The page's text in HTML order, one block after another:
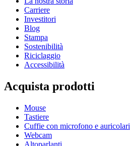
Carriere
Investitori
Blog
Stampa
Sostenibilità
Riciclaggio
Accessibilità
Acquista prodotti
Mouse
Tastiere
Cuffie con microfono e auricolari
Webcam
Altoparlanti